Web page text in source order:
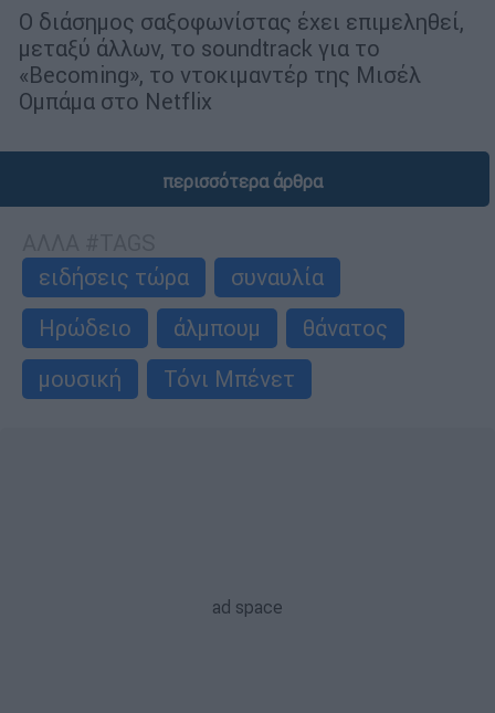
Ο διάσημος σαξοφωνίστας έχει επιμεληθεί,
μεταξύ άλλων, το soundtrack για το
«Becoming», το ντοκιμαντέρ της Μισέλ
Ομπάμα στο Netflix
περισσότερα άρθρα
ειδήσεις τώρα
συναυλία
Ηρώδειο
άλμπουμ
θάνατος
μουσική
Τόνι Μπένετ